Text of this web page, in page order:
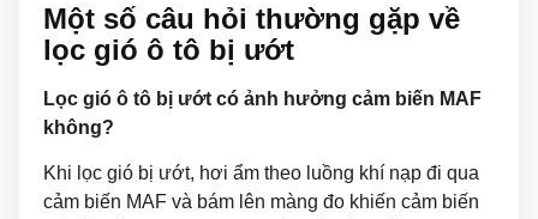
Một số câu hỏi thường gặp về
lọc gió ô tô bị ướt
Lọc gió ô tô bị ướt có ảnh hưởng cảm biến MAF
không?
Khi lọc gió bị ướt, hơi ẩm theo luồng khí nạp đi qua
cảm biến MAF và bám lên màng đo khiến cảm biến